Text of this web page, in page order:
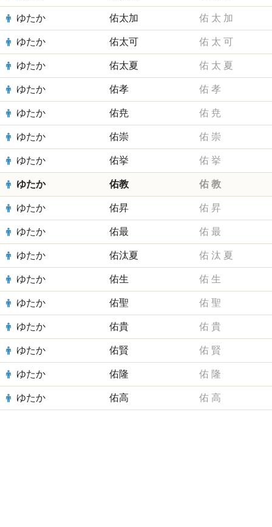
ゆたか 佑太加 佑 太 加
ゆたか 佑太可 佑 太 可
ゆたか 佑太夏 佑 太 夏
ゆたか 佑孝 佑 孝
ゆたか 佑尭 佑 尭
ゆたか 佑崇 佑 崇
ゆたか 佑挙 佑 挙
ゆたか 佑教 佑 教
ゆたか 佑昇 佑 昇
ゆたか 佑最 佑 最
ゆたか 佑汰夏 佑 汰 夏
ゆたか 佑生 佑 生
ゆたか 佑聖 佑 聖
ゆたか 佑貴 佑 貴
ゆたか 佑賢 佑 賢
ゆたか 佑隆 佑 隆
ゆたか 佑高 佑 高